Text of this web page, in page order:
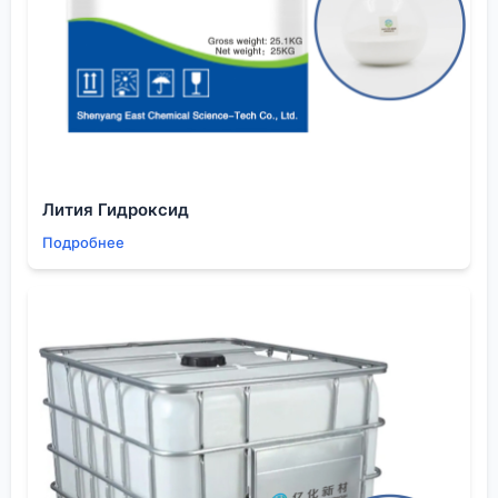
Вопросы очистки и анализа — невидимый
фронт работы
Обсуждая такие соединения, редко говорят о
рутине очистки. А ведь для
1,4-оксаногексацикло
производных стандартная перекристаллизация из
использовать препаративную ВЭЖХ, что для
потенциального продукта стоимостью в сотни
потратили кучу времени, подбирая условия для
кристаллизации одного из ключевых
интермедиатов, и в итоге нашли почти
анекдотичный вариант — медленное испарение из
диоксана в присутствии следовых количеств
толуола. Без этого этапа содержание основного
Лития Гидроксид
Подробнее